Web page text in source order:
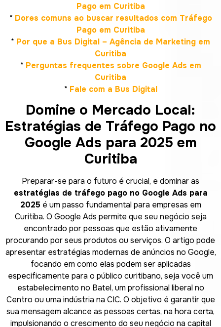
Pago em Curitiba
* Dores comuns ao buscar resultados com Tráfego
Pago em Curitiba
* Por que a Bus Digital – Agência de Marketing em
Curitiba
* Perguntas frequentes sobre Google Ads em
Curitiba
* Fale com a Bus Digital
Domine o Mercado Local:
Estratégias de Tráfego Pago no
Google Ads para 2025 em
Curitiba
Preparar-se para o futuro é crucial, e dominar as
estratégias de tráfego pago no Google Ads para
2025 é um passo fundamental para empresas em
Curitiba. O Google Ads permite que seu negócio seja
encontrado por pessoas que estão ativamente
procurando por seus produtos ou serviços. O artigo pode
apresentar estratégias modernas de anúncios no Google,
focando em como elas podem ser aplicadas
especificamente para o público curitibano, seja você um
estabelecimento no Batel, um profissional liberal no
Centro ou uma indústria na CIC. O objetivo é garantir que
sua mensagem alcance as pessoas certas, na hora certa,
impulsionando o crescimento do seu negócio na capital